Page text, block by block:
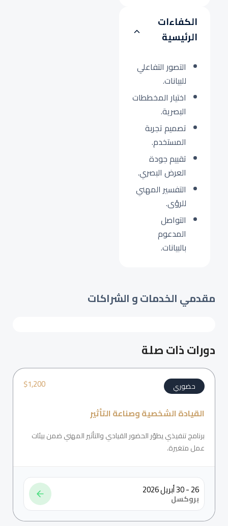
الكفاءات
الرئيسية
التصور التفاعلي
للبيانات.
اختيار المخططات
البصرية.
تصميم تجربة
المستخدم.
تقييم جودة
العرض البصري.
التفسير المهني
للرؤى.
التواصل
المدعوم
بالبيانات.
مقدمي الخدمات و الشراكات
دورات ذات صلة
$1,200 حضوري
القيادة الشخصية وصناعة التأثير
برنامج تنفيذي يطوّر الحضور القيادي والتأثير المهني ضمن بيئات
عمل متغيرة.
26 - 30 أبريل 2026
بروكسل